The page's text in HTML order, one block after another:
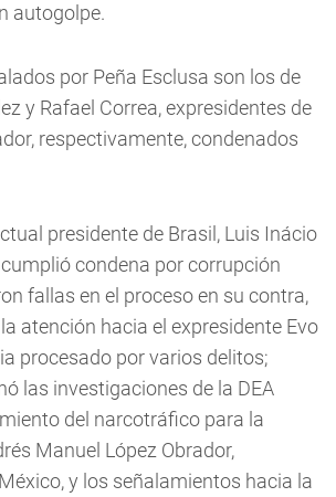
autogolpe.
por Peña Esclusa son los de
y Rafael Correa, expresidentes de
respectivamente, condenados
presidente de Brasil, Luis Inácio
condena por corrupción
fallas en el proceso en su contra,
atención hacia el expresidente Evo
procesado por varios delitos;
las investigaciones de la DEA
del narcotráfico para la
Manuel López Obrador,
y los señalamientos hacia la